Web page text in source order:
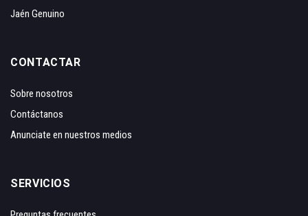
Jaén Genuino
CONTACTAR
Sobre nosotros
Contáctanos
Anunciate en nuestros medios
SERVICIOS